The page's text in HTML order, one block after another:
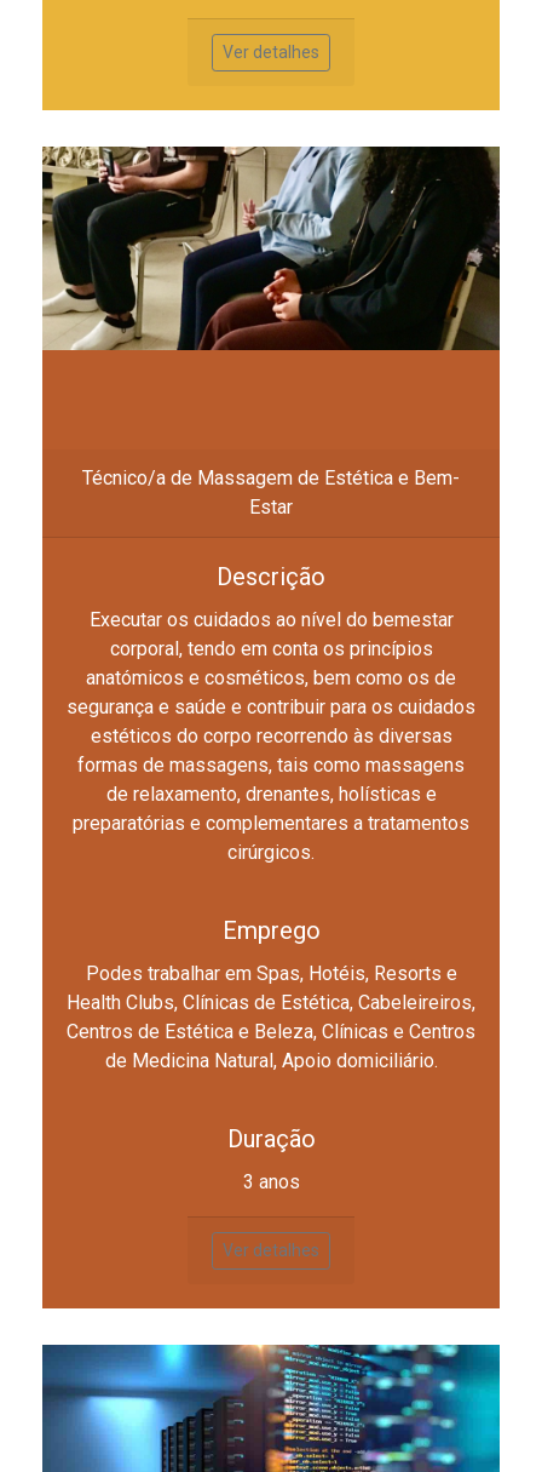
Ver detalhes
Técnico/a de Massagem de Estética e Bem­-
Estar
Descrição
Executar os cuidados ao nível do bem­estar
corporal, tendo em conta os princípios
anatómicos e cosméticos, bem como os de
segurança e saúde e contribuir para os cuidados
estéticos do corpo recorrendo às diversas
formas de massagens, tais como massagens
de relaxamento, drenantes, holísticas e
preparatórias e complementares a tratamentos
cirúrgicos.
Emprego
Podes trabalhar em Spas, Hotéis, Resorts e
Health Clubs, Clínicas de Estética, Cabeleireiros,
Centros de Estética e Beleza, Clínicas e Centros
de Medicina Natural, Apoio domiciliário.
Duração
3 anos
Ver detalhes